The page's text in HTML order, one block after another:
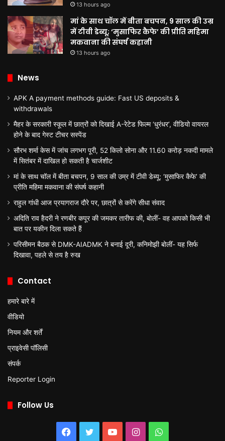
13 hours ago
मां के साथ चॉल में बीता बचपन, 9 साल की उम्र
में टीवी डेब्यू; ‘मुसाफिर कैफे’ की प्रीति महिमा
मकवाना की संघर्ष कहानी
13 hours ago
News
APK A payment methods guide: Fast US deposits &
withdrawals
मैहर के सरकारी स्कूल में छात्रों को दिखाई A-रेटेड फिल्म ‘धुरंधर’, वीडियो वायरल
होने के बाद गेस्ट टीचर सस्पेंड
सौरभ शर्मा केस में जांच लगभग पूरी, 52 किलो सोना और 11.60 करोड़ नकदी मामले
में सितंबर में दाखिल हो सकती है चार्जशीट
मां के साथ चॉल में बीता बचपन, 9 साल की उम्र में टीवी डेब्यू; ‘मुसाफिर कैफे’ की
प्रीति महिमा मकवाना की संघर्ष कहानी
राहुल गांधी आज प्रयागराज दौरे पर, छात्रों से करेंगे सीधा संवाद
अदिति राव हैदरी ने रणबीर कपूर की जमकर तारीफ की, बोलीं- वह आपको किसी भी
बात पर यकीन दिला सकते हैं
परिसीमन बैठक से DMK-AIADMK ने बनाई दूरी, कनिमोझी बोलीं- यह सिर्फ
दिखावा, पहले से तय है रुख
Contact
हमारे बारे में
वीडियो
नियम और शर्तें
प्राइवेसी पॉलिसी
संपर्क
Reporter Login
Follow Us
Facebook
TwitterYouTubeInstagramWhatsApp